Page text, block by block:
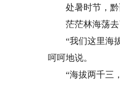
处暑时节，黔
茫茫林海荡去
“我们这里海拔
呵呵地说。
“海拔两千三，